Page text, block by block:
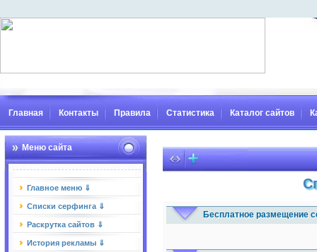
Главная Контакты Правила Статистика Каталог сайтов
Меню сайта
Главное меню ⇓
Списки серфинга ⇓
Раскрутка сайтов ⇓
История рекламы ⇓
Бесплатное размещение